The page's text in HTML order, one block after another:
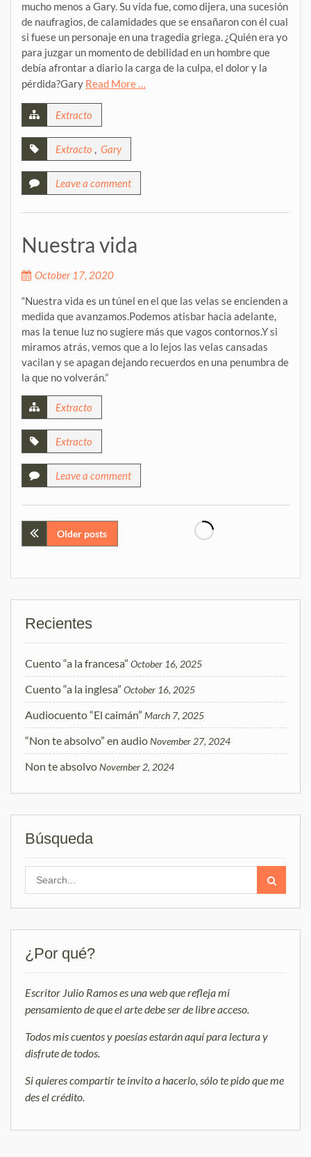
mucho menos a Gary. Su vida fue, como dijera, una sucesión
de naufragios, de calamidades que se ensañaron con él cual
si fuese un personaje en una tragedia griega. ¿Quién era yo
para juzgar un momento de debilidad en un hombre que
debía afrontar a diario la carga de la culpa, el dolor y la
pérdida?Gary Read More …
Extracto
Extracto , Gary
Leave a comment
Nuestra vida
October 17, 2020
“Nuestra vida es un túnel en el que las velas se encienden a
medida que avanzamos.Podemos atisbar hacia adelante,
mas la tenue luz no sugiere más que vagos contornos.Y si
miramos atrás, vemos que a lo lejos las velas cansadas
vacilan y se apagan dejando recuerdos en una penumbra de
la que no volverán.”
Extracto
Extracto
Leave a comment
PostsOlder posts
Recientes
Cuento “a la francesa” October 16, 2025
Cuento “a la inglesa” October 16, 2025
Audiocuento “El caimán” March 7, 2025
“Non te absolvo” en audioNovember 27, 2024
Non te absolvoNovember 2, 2024
Búsqueda
¿Por qué?
Escritor Julio Ramos es una web que refleja mi
pensamiento de que el arte debe ser de libre acceso.
Todos mis cuentos y poesías estarán aquí para lectura y
disfrute de todos.
Si quieres compartir te invito a hacerlo, sólo te pido que me
des el crédito.